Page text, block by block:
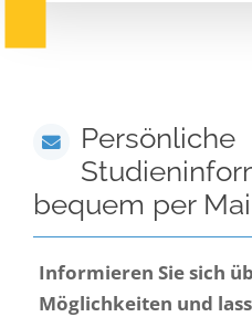
Persönliche
bequem per
Informieren Sie sich
Möglichkeiten und